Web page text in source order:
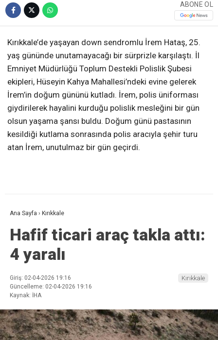
ABONE OL
Kırıkkale’de yaşayan down sendromlu İrem Hataş, 25.
yaş gününde unutamayacağı bir sürprizle karşılaştı. İl
Emniyet Müdürlüğü Toplum Destekli Polislik Şubesi
ekipleri, Hüseyin Kahya Mahallesi’ndeki evine gelerek
İrem’in doğum gününü kutladı. İrem, polis üniforması
giydirilerek hayalini kurduğu polislik mesleğini bir gün
olsun yaşama şansı buldu. Doğum günü pastasının
kesildiği kutlama sonrasında polis aracıyla şehir turu
atan İrem, unutulmaz bir gün geçirdi.
Ana Sayfa › Kırıkkale
Hafif ticari araç takla attı:
4 yaralı
Giriş: 02-04-2026 19:16
Güncelleme: 02-04-2026 19:16
Kaynak: İHA
Kırıkkale